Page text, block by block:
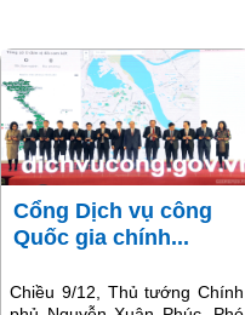
Cổng Dịch vụ công
Quốc gia chính...
Chiều 9/12, Thủ tướng Chính